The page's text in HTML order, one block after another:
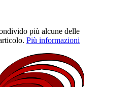
più alcune delle
Più informazioni